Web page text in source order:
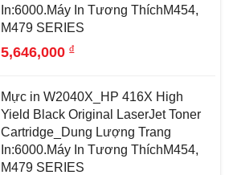
In:6000.Máy In Tương ThíchM454,
M479 SERIES
5,646,000đ
Mực in W2040X_HP 416X High
Yield Black Original LaserJet Toner
Cartridge_Dung Lượng Trang
In:6000.Máy In Tương ThíchM454,
M479 SERIES